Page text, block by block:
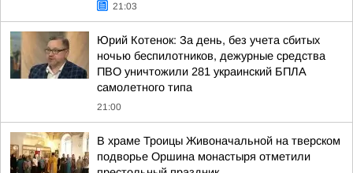
21:03
Юрий Котенок: За день, без учета сбитых
ночью беспилотников, дежурные средства
ПВО уничтожили 281 украинский БПЛА
самолетного типа
21:00
В храме Троицы Живоначальной на тверском
подворье Оршина монастыря отметили